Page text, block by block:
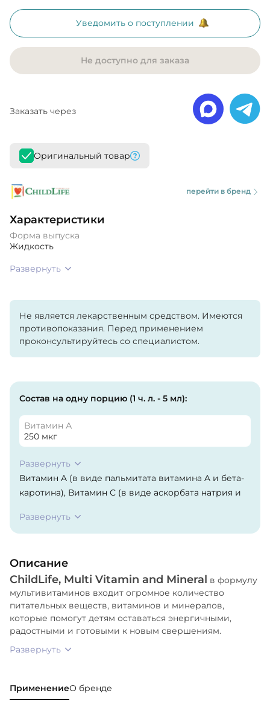
Уведомить о поступлении
Не доступно для заказа
Заказать через
Оригинальный товар
перейти в бренд
Характеристики
Форма выпуска
Жидкость
Развернуть
Не является лекарственным средством. Имеются
противопоказания. Перед применением
проконсультируйтесь со специалистом.
Состав на одну порцию (1 ч. л. - 5 мл):
Витамин А
250 мкг
Развернуть
Витамин A (в виде пальмитата витамина A и бета-
каротина), Витамин C (в виде аскорбата натрия и
холекальциферола), Витамин E (в виде d-альфа-
токоферола), Тиамин (Б1) (в виде тиамина
рибофлавин-5-фосфата), Ниацин (Б3) (в виде
ниацинамида), Витамин Б6 (в виде пиридоксина
гидрохлорида), Фолат (в виде фолиевой кислоты),
Витамин Б12 (в виде цианокобаламина), Биотин (в
виде d-биотина), Пантотеновая кислота (Б5) (в
виде d-пантенола), Кальций (в виде лактата
кальция), Йод (в виде йодида калия), Магний (в
Марганец (в виде глюконата марганца), Хром (в
Развернуть
Описание
ChildLife, Multi Vitamin and Mineral в формулу
мультивитаминов входит огромное количество
питательных веществ, витаминов и минералов,
которые помогут детям оставаться энергичными,
радостными и готовыми к новым свершениям.
Развернуть
ПрименениеО бренде